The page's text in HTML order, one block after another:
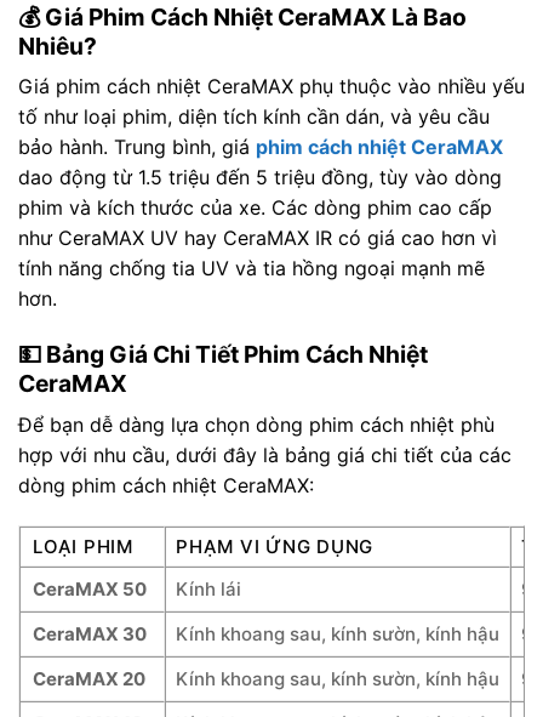
💰 Giá Phim Cách Nhiệt CeraMAX Là Bao
Nhiêu?
Giá phim cách nhiệt CeraMAX phụ thuộc vào nhiều yếu
tố như loại phim, diện tích kính cần dán, và yêu cầu
bảo hành. Trung bình, giá phim cách nhiệt CeraMAX
dao động từ 1.5 triệu đến 5 triệu đồng, tùy vào dòng
phim và kích thước của xe. Các dòng phim cao cấp
như CeraMAX UV hay CeraMAX IR có giá cao hơn vì
tính năng chống tia UV và tia hồng ngoại mạnh mẽ
hơn.
💵 Bảng Giá Chi Tiết Phim Cách Nhiệt
CeraMAX
Để bạn dễ dàng lựa chọn dòng phim cách nhiệt phù
hợp với nhu cầu, dưới đây là bảng giá chi tiết của các
dòng phim cách nhiệt CeraMAX:
LOẠI PHIM PHẠM VI ỨNG DỤNG
CeraMAX 50
Kính lái
CeraMAX 30
Kính khoang sau, kính sườn, kính hậu
CeraMAX 20
Kính khoang sau, kính sườn, kính hậu